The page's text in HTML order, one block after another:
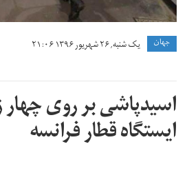
جهان یک شنبه, ۲۶ شهریور ۱۳۹۶ ۲۱:۰۶
اسیدپاشی بر روی
ایستگاه قطار فرانسه